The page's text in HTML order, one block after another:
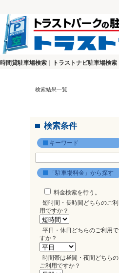
時間貸駐車場検索｜トラストナビ駐車場検索
検索結果一覧
検索条件
キーワード
「駐車場料金」から探す
料金検索を行う。
短時間・長時間どちらのご利
用ですか？
平日・休日どちらのご利用で
すか？
時間帯は昼間・夜間どちらの
ご利用ですか？